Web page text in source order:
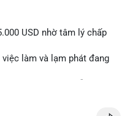
USD nhờ tâm lý chấp
việc làm và lạm phát đang